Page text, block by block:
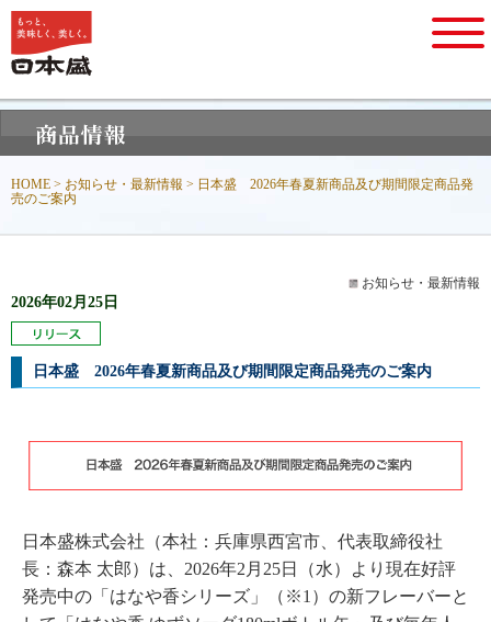
HOME > お知らせ・最新情報 > 日本盛 2026年春夏新商品及び期間限定商品発
売のご案内
お知らせ・最新情報
2026年02月25日
日本盛 2026年春夏新商品及び期間限定商品発売のご案内
日本盛株式会社（本社：兵庫県西宮市、代表取締役社
長：森本 太郎）は、2026年2月25日（水）より現在好評
発売中の「はなや香シリーズ」（※1）の新フレーバーと